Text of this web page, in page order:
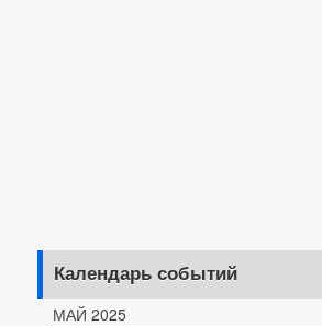
Календарь событий
МАЙ 2025